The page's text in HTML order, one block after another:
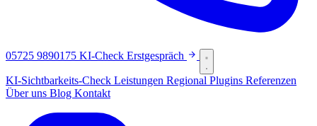
05725 9890175 KI-Check Erstgespräch
KI-Sichtbarkeits-Check Leistungen Regional Plugins Referenzen
Über uns Blog Kontakt